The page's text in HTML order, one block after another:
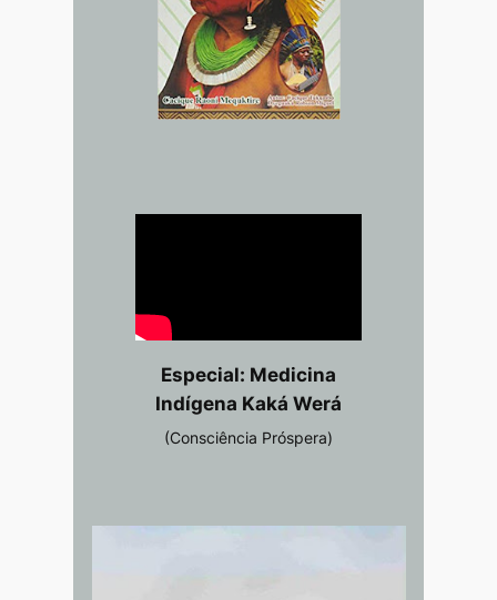
Especial: Medicina
Indígena Kaká Werá
(Consciência Próspera)